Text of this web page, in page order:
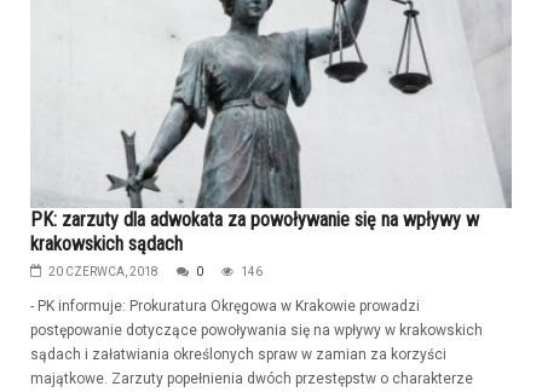
PK: zarzuty dla adwokata za powoływanie się na wpływy w
krakowskich sądach
20 CZERWCA, 2018 0 146
- PK informuje: Prokuratura Okręgowa w Krakowie prowadzi
postępowanie dotyczące powoływania się na wpływy w krakowskich
sądach i załatwiania określonych spraw w zamian za korzyści
majątkowe. Zarzuty popełnienia dwóch przestępstw o charakterze